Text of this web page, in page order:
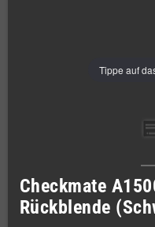
Tippe auf
Checkmate
Rückblende